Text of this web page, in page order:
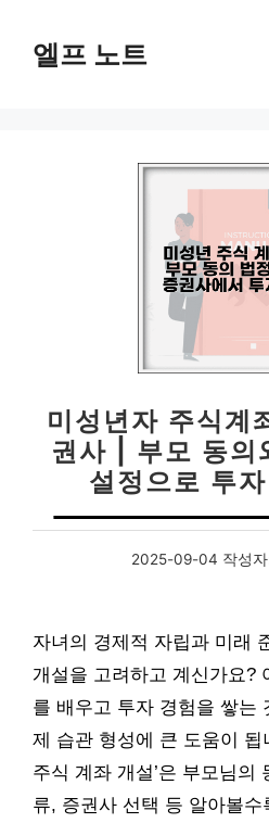
엘프 노트
미성년자 주식계
권사 | 부모 동의
설정으로 투
2025-09-04 작성
자녀의 경제적 자립과 미래
개설을 고려하고 계신가요?
를 배우고 투자 경험을 쌓는
제 습관 형성에 큰 도움이 됩
주식 계좌 개설’은 부모님의
류, 증권사 선택 등 알아볼